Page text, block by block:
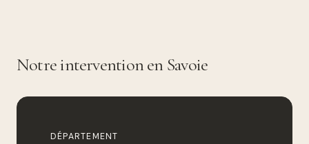
Notre intervention en Savoie
DÉPARTEMENT